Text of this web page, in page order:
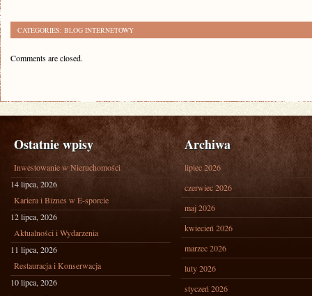
CATEGORIES: BLOG INTERNETOWY
Comments are closed.
Ostatnie wpisy
Inwestowanie w Nieruchomości
14 lipca, 2026
Kariera i Biznes w E-sporcie
12 lipca, 2026
Aktualności i Wydarzenia
11 lipca, 2026
Restauracja i Konserwacja
10 lipca, 2026
Archiwa
lipiec 2026
czerwiec 2026
maj 2026
kwiecień 2026
marzec 2026
luty 2026
styczeń 2026